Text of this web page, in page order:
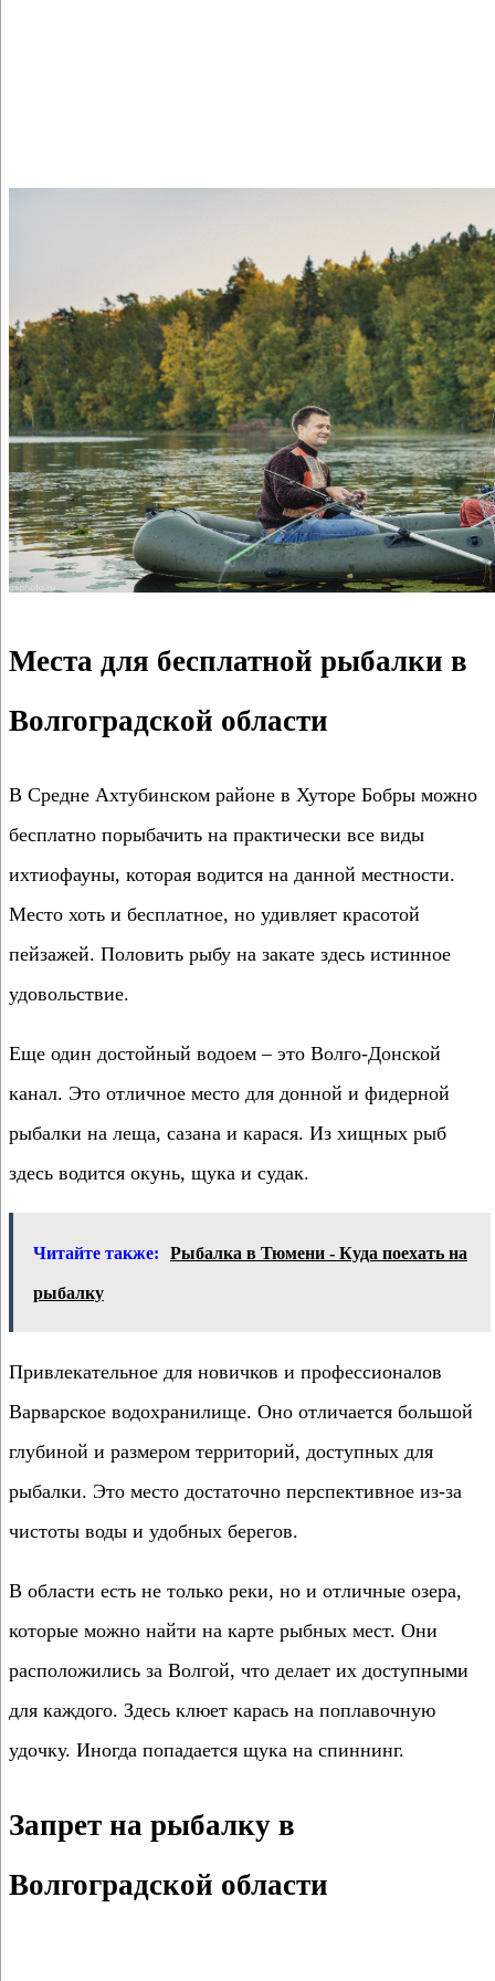
Места для бесплатной рыбалки в
Волгоградской области
В Средне Ахтубинском районе в Хуторе Бобры можно
бесплатно порыбачить на практически все виды
ихтиофауны, которая водится на данной местности.
Место хоть и бесплатное, но удивляет красотой
пейзажей. Половить рыбу на закате здесь истинное
удовольствие.
Еще один достойный водоем – это Волго-Донской
канал. Это отличное место для донной и фидерной
рыбалки на леща, сазана и карася. Из хищных рыб
здесь водится окунь, щука и судак.
Читайте также: Рыбалка в Тюмени - Куда поехать на
рыбалку
Привлекательное для новичков и профессионалов
Варварское водохранилище. Оно отличается большой
глубиной и размером территорий, доступных для
рыбалки. Это место достаточно перспективное из-за
чистоты воды и удобных берегов.
В области есть не только реки, но и отличные озера,
которые можно найти на карте рыбных мест. Они
расположились за Волгой, что делает их доступными
для каждого. Здесь клюет карась на поплавочную
удочку. Иногда попадается щука на спиннинг.
Запрет на рыбалку в
Волгоградской области